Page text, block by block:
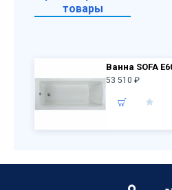
товары
53 510 ₽